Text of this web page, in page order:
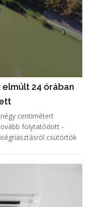
elmúlt 24 órában
centimétert
folytatódott -
csütörtök